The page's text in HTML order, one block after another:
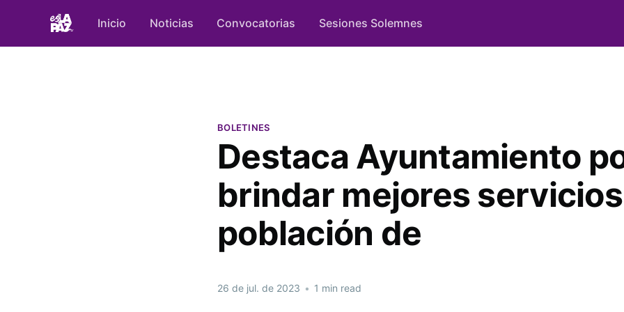
Inicio Noticias Convocatorias Sesiones Solemnes
BOLETINES
Destaca Ayuntamiento
brindar mejores servicios
población de
26 de jul. de 2023 • 1 min read